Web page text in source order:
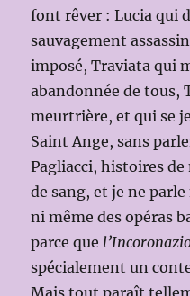
font rêver : Lucia qui
sauvagement
imposé, Traviata qui
abandonnée de tous,
meurtrière, et qui se
Saint Ange, sans
Pagliacci, histoires
de sang, et je ne parle
ni même des opéras
parce que
spécialement un
Mais tout paraît